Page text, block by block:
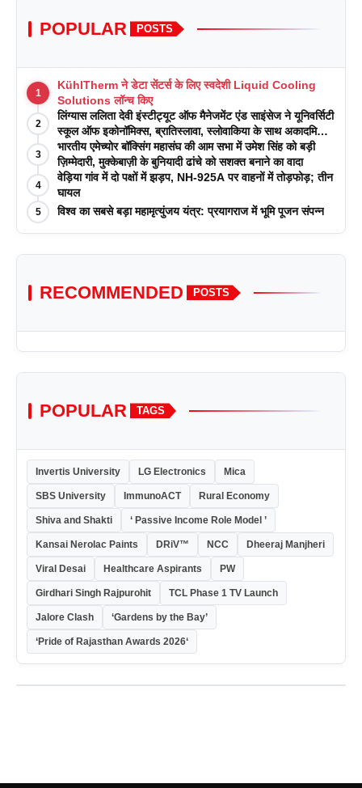
POPULAR POSTS
1
KühlTherm ने डेटा सेंटर्स के लिए स्वदेशी Liquid Cooling
Solutions लॉन्च किए
2
लिंग्यास ललिता देवी इंस्टीट्यूट ऑफ मैनेजमेंट एंड साइंसेज ने यूनिवर्सिटी
स्कूल ऑफ इकोनॉमिक्स, ब्रातिस्लावा, स्लोवाकिया के साथ अकादमिक
पत्रिकाओं में प्रकाशन रणनीतियों पर एक दिवसीय कार्यशाला का
आयोजन किया
3
भारतीय एमेच्योर बॉक्सिंग महासंघ की आम सभा में उमेश सिंह को बड़ी
ज़िम्मेदारी, मुक्केबाज़ी के बुनियादी ढांचे को सशक्त बनाने का वादा
4
वेड़िया गांव में दो पक्षों में झड़प, NH-925A पर वाहनों में तोड़फोड़; तीन
घायल
5 विश्व का सबसे बड़ा महामृत्युंजय यंत्र: प्रयागराज में भूमि पूजन संपन्न
RECOMMENDED POSTS
POPULAR TAGS
Invertis University LG Electronics Mica
SBS University ImmunoACT Rural Economy
Shiva and Shakti ‘ Passive Income Role Model ’
Kansai Nerolac Paints DRiV™ NCC Dheeraj Manjheri
Viral Desai Healthcare Aspirants PW
Girdhari Singh Rajpurohit TCL Phase 1 TV Launch
Jalore Clash ‘Gardens by the Bay’
‘Pride of Rajasthan Awards 2026‘